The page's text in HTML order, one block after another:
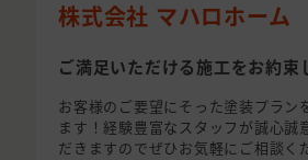
株式会社 マハロホーム
ご満足いただける施工をお約束
お客様のご要望にそった塗装プラン
ます！経験豊富なスタッフが誠心誠
だきますのでぜひお気軽にご相談く